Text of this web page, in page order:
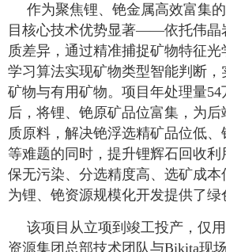
作为聚焦锂、铯金属高效富集
目核心技术优势显著——依托伟晶
质差异，通过精准捕捉矿物特征
学习算法实现矿物类型智能判断
矿物与有用矿物。项目年处理量
后，将锂、铯原矿品位富集，为
质原料，解决铯浮选精矿品位低
等难题的同时，提升锂辉石回收利
保无污染、分选精度高、选矿成本
为锂、铯资源规模化开发提供了绿
该项目从立项到竣工投产，仅
资源集团总部技术团队与Bikita现